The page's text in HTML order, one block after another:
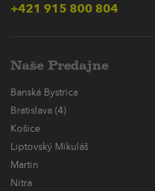
+421 915 800 804
Naše Predajne
Banská Bystrica
Bratislava (4)
Košice
Liptovský Mikuláš
Martin
Nitra